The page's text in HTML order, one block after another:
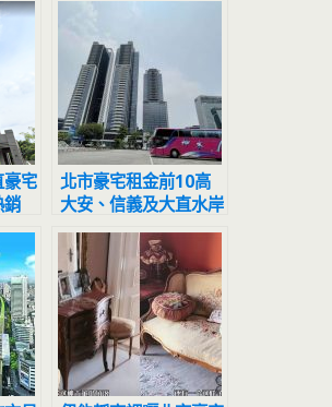
豪宅
銷
北市豪宅租金前10高
大安、信義及大直水岸
最多